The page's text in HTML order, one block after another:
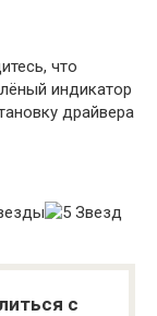
что
индикатор
драйвера
с